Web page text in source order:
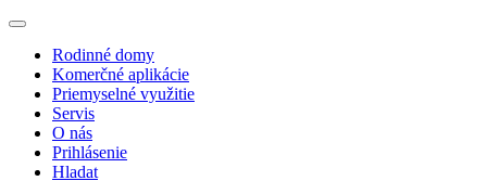
Rodinné domy
Komerčné aplikácie
Priemyselné využitie
Servis
O nás
Prihlásenie
Hladat